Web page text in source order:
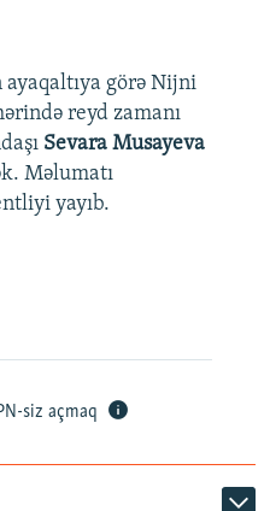
ayaqaltıya görə Nijni
reyd zamanı
Sevara Musayeva
Məlumatı
yayıb.
siz açmaq